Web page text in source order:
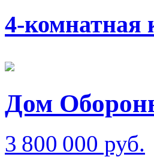
4-комнатная
Дом
3 800 000 руб.